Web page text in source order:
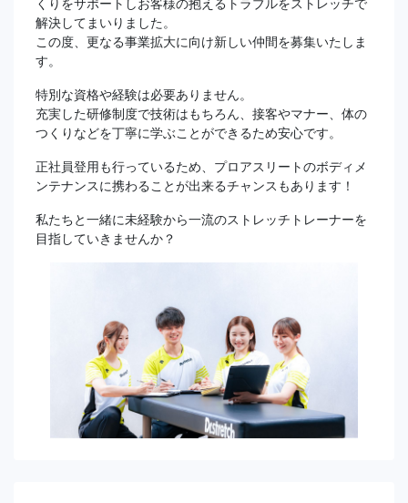
くりをサポートしお客様の抱えるトラブルをストレッチで
解決してまいりました。
この度、更なる事業拡大に向け新しい仲間を募集いたしま
す。
特別な資格や経験は必要ありません。
充実した研修制度で技術はもちろん、接客やマナー、体の
つくりなどを丁寧に学ぶことができるため安心です。
正社員登用も行っているため、プロアスリートのボディメ
ンテナンスに携わることが出来るチャンスもあります！
私たちと一緒に未経験から一流のストレッチトレーナーを
目指していきませんか？